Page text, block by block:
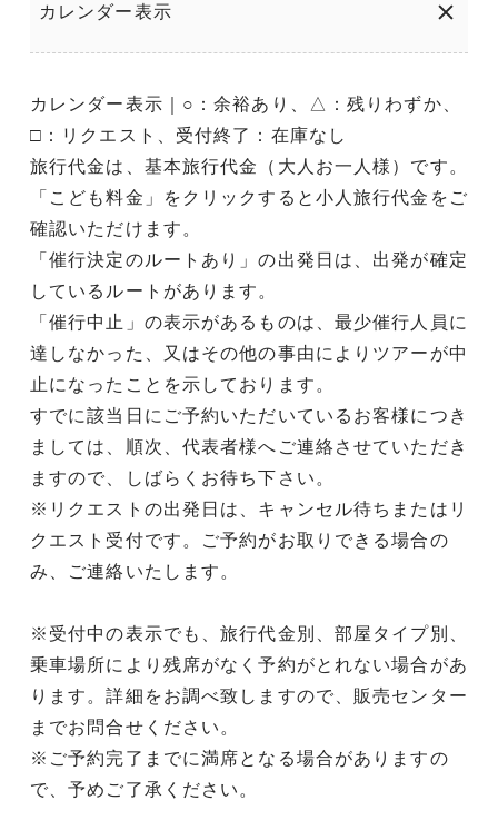
カレンダー表示
カレンダー表示｜○：余裕あり、△：残りわずか、
□：リクエスト、受付終了：在庫なし
旅行代金は、基本旅行代金（大人お一人様）です。
「こども料金」をクリックすると小人旅行代金をご
確認いただけます。
「催行決定のルートあり」の出発日は、出発が確定
しているルートがあります。
「催行中止」の表示があるものは、最少催行人員に
達しなかった、又はその他の事由によりツアーが中
止になったことを示しております。
すでに該当日にご予約いただいているお客様につき
ましては、順次、代表者様へご連絡させていただき
ますので、しばらくお待ち下さい。
※リクエストの出発日は、キャンセル待ちまたはリ
クエスト受付です。ご予約がお取りできる場合の
み、ご連絡いたします。
※受付中の表示でも、旅行代金別、部屋タイプ別、
乗車場所により残席がなく予約がとれない場合があ
ります。詳細をお調べ致しますので、販売センター
までお問合せください。
※ご予約完了までに満席となる場合がありますの
で、予めご了承ください。